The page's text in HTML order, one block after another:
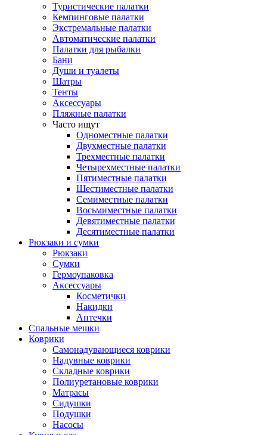
Туристические палатки
Кемпинговые палатки
Экстремальные палатки
Автоматические палатки
Палатки для рыбалки
Бани
Души и туалеты
Шатры
Тенты
Аксессуары
Пляжные палатки
Часто ищут
Одноместные палатки
Двухместные палатки
Трехместные палатки
Четырехместные палатки
Пятиместные палатки
Шестиместные палатки
Семиместные палатки
Восьмиместные палатки
Девятиместные палатки
Десятиместные палатки
Рюкзаки и сумки
Рюкзаки
Сумки
Гермоупаковка
Аксессуары
Косметички
Накидки
Аптечки
Спальные мешки
Коврики
Самонадувающиеся коврики
Надувные коврики
Складные коврики
Полиуретановые коврики
Матрасы
Сидушки
Подушки
Насосы